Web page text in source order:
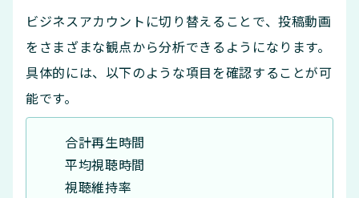
ビジネスアカウントに切り替えることで、投稿動画
をさまざまな観点から分析できるようになります。
具体的には、以下のような項目を確認することが可
能です。
合計再生時間
平均視聴時間
視聴維持率